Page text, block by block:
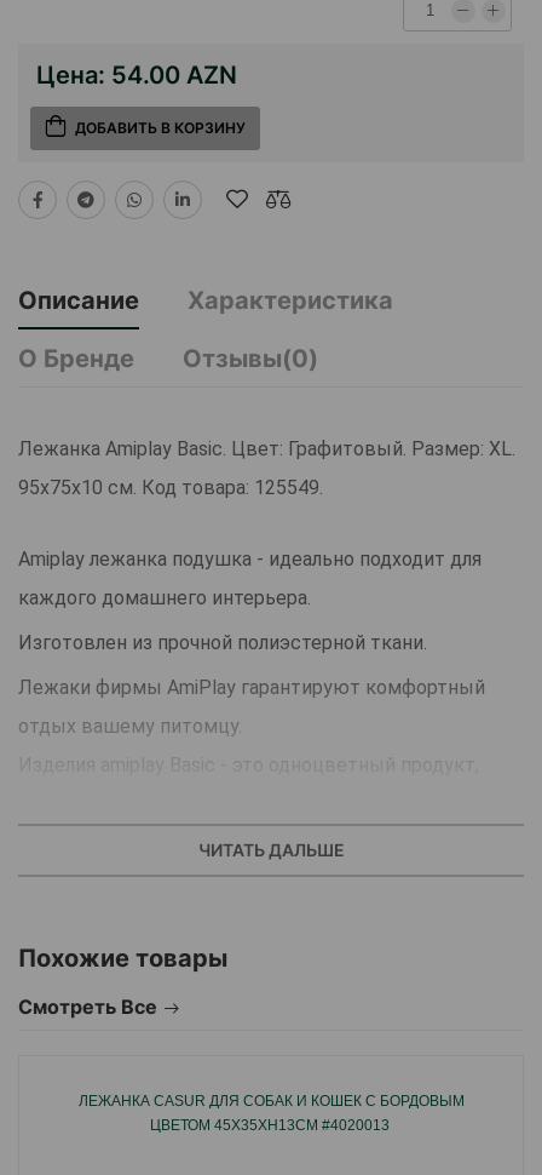
Цена: 54.00 AZN
ДОБАВИТЬ В КОРЗИНУ
Описание
Характеристика
О Бренде
Отзывы(0)
Лежанка Amiplay Basic. Цвет: Графитовый. Размер: XL.
95x75x10 см. Код товара: 125549.
Amiplay лежанка подушка - идеально подходит для
каждого домашнего интерьера.
Изготовлен из прочной полиэстерной ткани.
Лежаки фирмы AmiPlay гарантируют комфортный
отдых вашему питомцу.
Изделия amiplay Basic - это одноцветный продукт,
Классическая форма и цвет идеально подойдет к
Материал: 100% полиэстер.
ЧИТАТЬ ДАЛЬШЕ
Похожие товары
Смотреть Все
ЛЕЖАНКА CASUR ДЛЯ СОБАК И КОШЕК C БОРДОВЫМ
ЦВЕТОМ 45X35XH13СМ #4020013